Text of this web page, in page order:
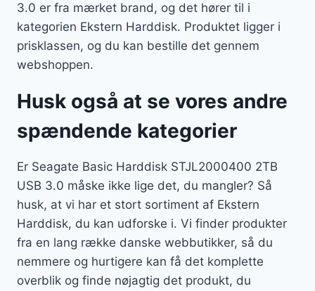
3.0 er fra mærket brand, og det hører til i
kategorien Ekstern Harddisk. Produktet ligger i
prisklassen, og du kan bestille det gennem
webshoppen.
Husk også at se vores andre
spændende kategorier
Er Seagate Basic Harddisk STJL2000400 2TB
USB 3.0 måske ikke lige det, du mangler? Så
husk, at vi har et stort sortiment af Ekstern
Harddisk, du kan udforske i. Vi finder produkter
fra en lang række danske webbutikker, så du
nemmere og hurtigere kan få det komplette
overblik og finde nøjagtig det produkt, du